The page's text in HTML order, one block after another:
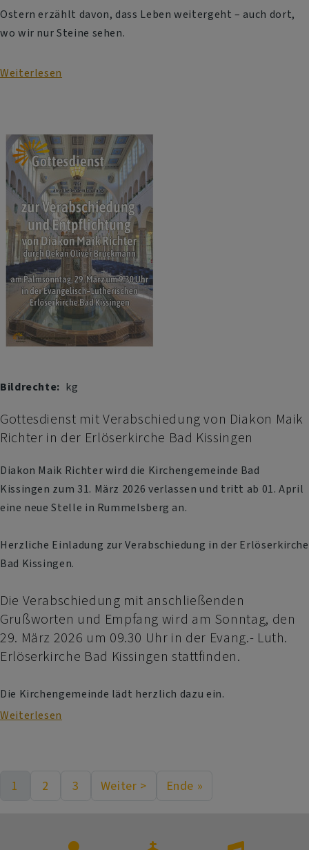
Ostern erzählt davon, dass Leben weitergeht – auch dort,
wo wir nur Steine sehen.
Weiterlesen
Abendmahl
und
anschließendem
Osterfrühstück
Johanneskirche
Bad
Bocklet
Bildrechte kg
Gottesdienst mit Verabschiedung von Diakon Maik
Richter in der Erlöserkirche Bad Kissingen
Diakon Maik Richter wird die Kirchengemeinde Bad
Kissingen zum 31. März 2026 verlassen und tritt ab 01. April
eine neue Stelle in Rummelsberg an.
Herzliche Einladung zur Verabschiedung in der Erlöserkirche
Bad Kissingen.
Die Verabschiedung mit anschließenden
Grußworten und Empfang wird am Sonntag, den
29. März 2026 um 09.30 Uhr in der Evang.- Luth.
Erlöserkirche Bad Kissingen stattfinden.
Die Kirchengemeinde lädt herzlich dazu ein.
Weiterlesen
von
Richter
Aktuelle Seite
1 Seite
2 Seite
3 Nächste Seite
Weiter > Last page
Ende »